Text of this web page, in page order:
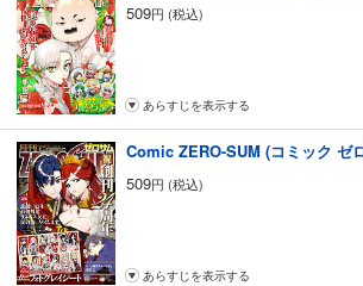
509円 (税込)
あらすじを表示する
509円 (税込)
あらすじを表示する